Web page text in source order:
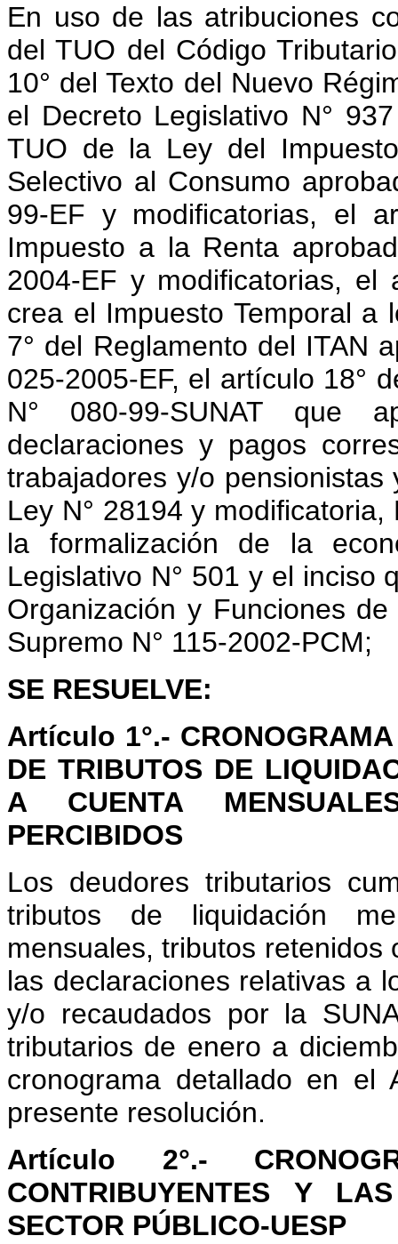
En uso de las atribuciones
del TUO del Código
10° del Texto del Nuevo
el Decreto Legislativo N°
TUO de la Ley del
Selectivo al Consumo
99-EF y modificatorias, el
Impuesto a la Renta
2004-EF y modificatorias,
crea el Impuesto Temporal a
7° del Reglamento del ITAN
025-2005-EF, el artículo 18°
N° 080-99-SUNAT que
declaraciones y pagos
trabajadores y/o
Ley N° 28194 y
la formalización de la
Legislativo N° 501 y el inciso
Organización y Funciones
Supremo N° 115-2002-PCM;
SE RESUELVE:
Artículo 1°.-
DE TRIBUTOS DE
A CUENTA
PERCIBIDOS
Los deudores tributarios
tributos de liquidación
mensuales, tributos
las declaraciones relativas a
y/o recaudados por la
tributarios de enero a
cronograma detallado en
presente resolución.
Artículo 2°.-
CONTRIBUYENTES Y
SECTOR PÚBLICO-UESP